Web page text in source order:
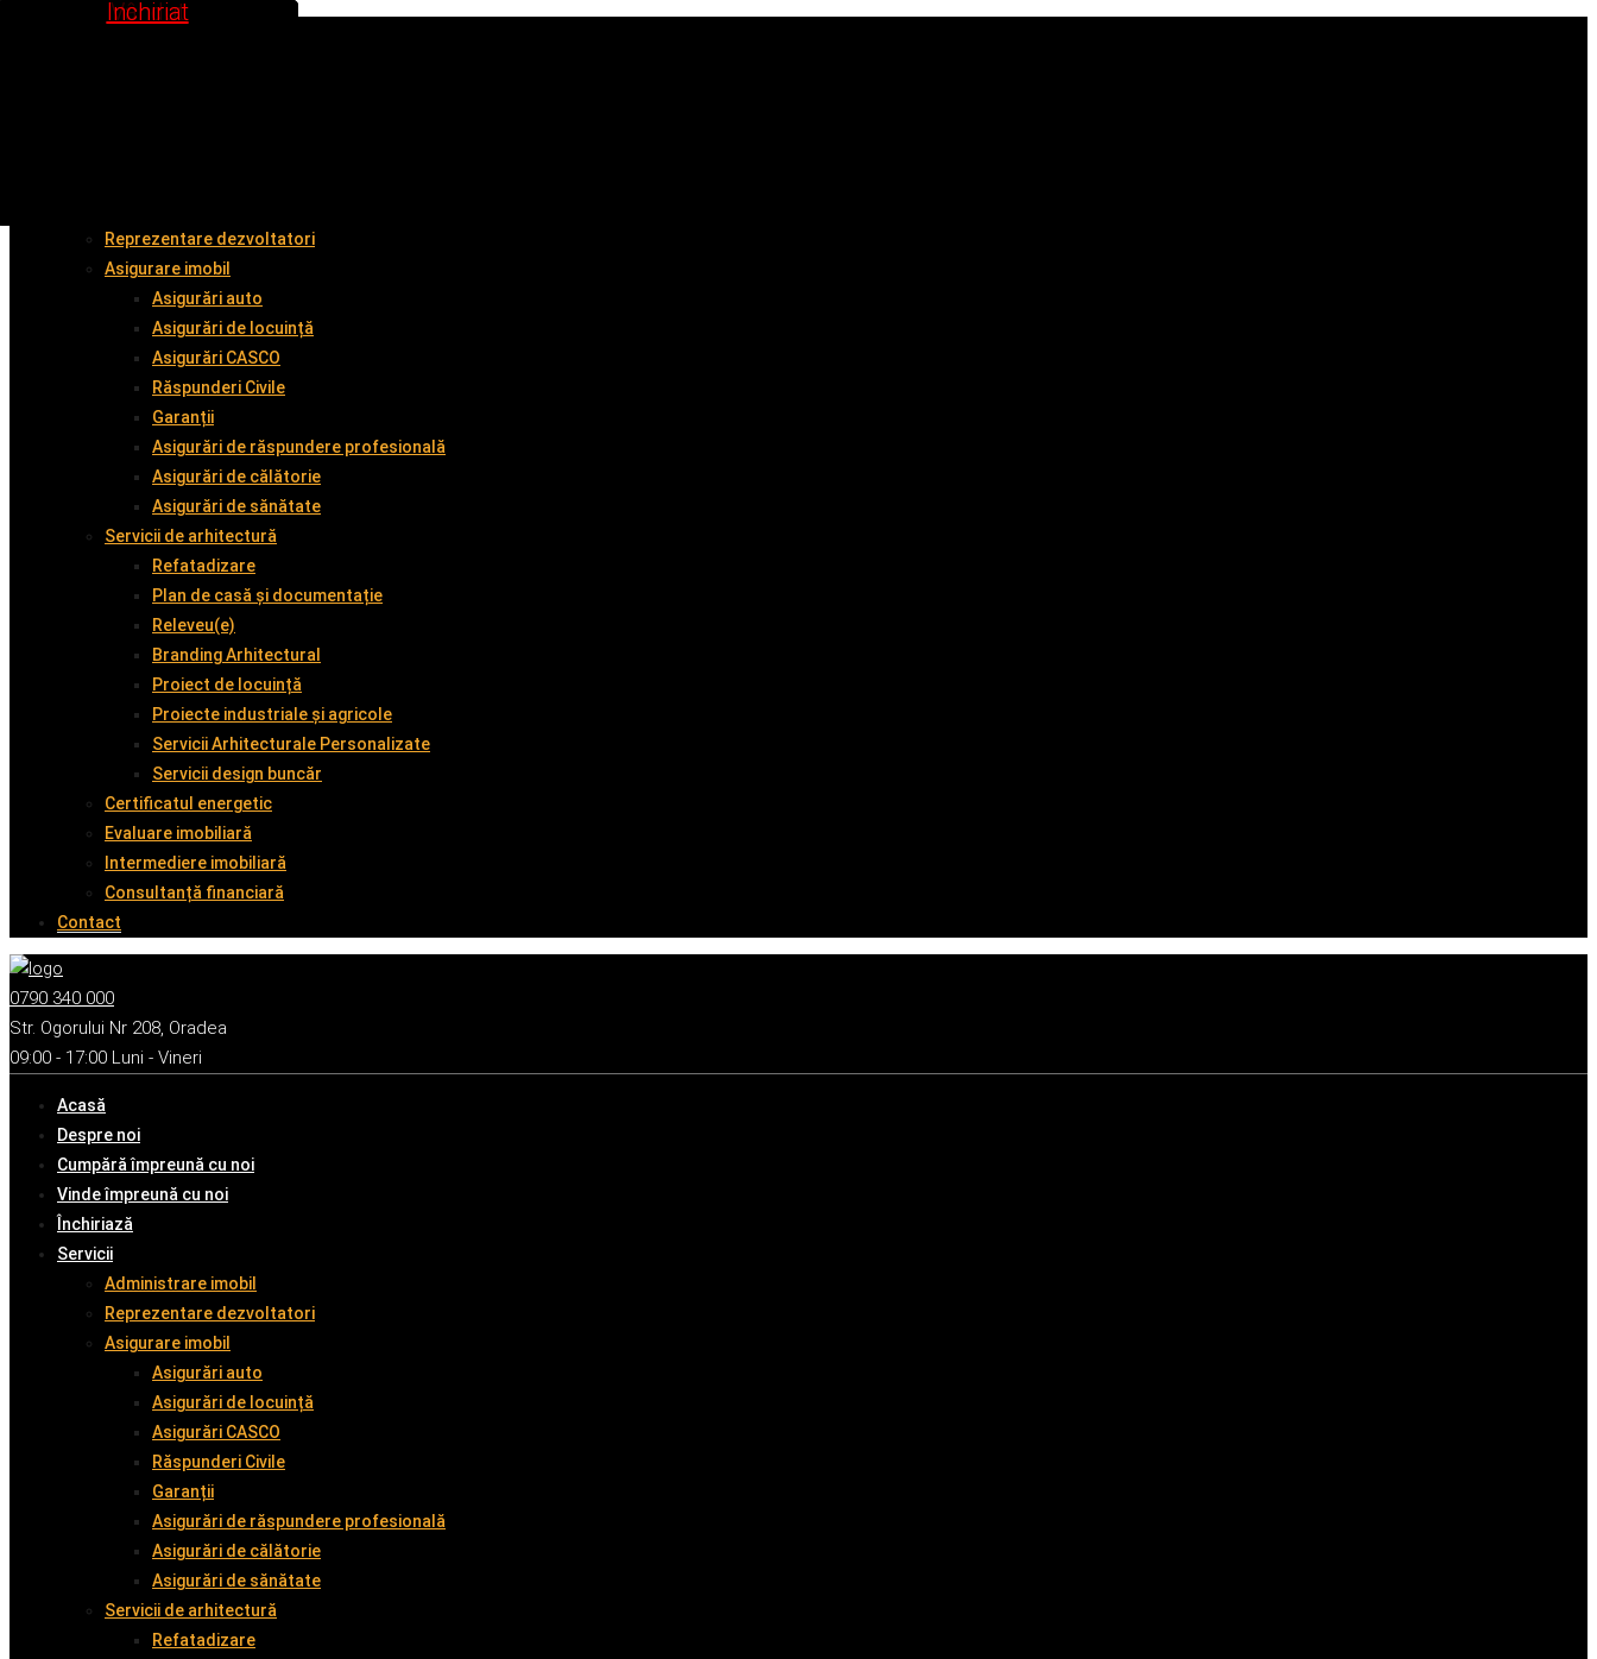
Reprezentare dezvoltatori
Asigurare imobil
Asigurări auto
Asigurări de locuință
Asigurări CASCO
Răspunderi Civile
Garanții
Asigurări de răspundere profesională
Asigurări de călătorie
Asigurări de sănătate
Servicii de arhitectură
Refatadizare
Plan de casă și documentație
Releveu(e)
Branding Arhitectural
Proiect de locuință
Proiecte industriale și agricole
Servicii Arhitecturale Personalizate
Servicii design buncăr
Certificatul energetic
Evaluare imobiliară
Intermediere imobiliară
Consultanță financiară
Contact
0790 340 000
Str. Ogorului Nr 208, Oradea
09:00 - 17:00 Luni - Vineri
Acasă
Despre noi
Cumpără împreună cu noi
Vinde împreună cu noi
Închiriază
Servicii
Administrare imobil
Reprezentare dezvoltatori
Asigurare imobil
Asigurări auto
Asigurări de locuință
Asigurări CASCO
Răspunderi Civile
Garanții
Asigurări de răspundere profesională
Asigurări de călătorie
Asigurări de sănătate
Servicii de arhitectură
Refatadizare
Vândut
Vândut
Vândut
Vândut
Vândut
Vândut
Inchiriat
Inchiriat